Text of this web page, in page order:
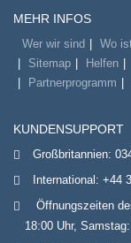
MEHR INFOS
Wer wir sind Wo
Sitemap
Helfen
Partnerprogramm
KUNDENSUPPORT
Großbritannien:
International: +44
Öffnungszeiten
18:00 Uhr,